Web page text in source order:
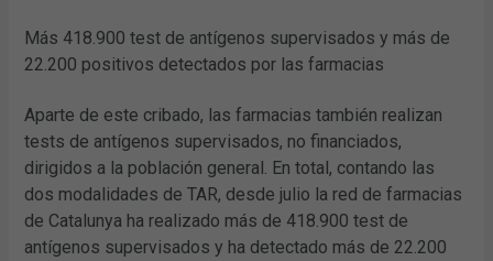
Más 418.900 test de antígenos supervisados y más de
22.200 positivos detectados por las farmacias
Aparte de este cribado, las farmacias también realizan
tests de antígenos supervisados, no financiados,
dirigidos a la población general. En total, contando las
dos modalidades de TAR, desde julio la red de farmacias
de Catalunya ha realizado más de 418.900 test de
antígenos supervisados y ha detectado más de 22.200